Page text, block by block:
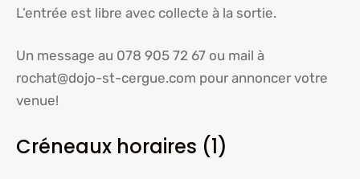
L’entrée est libre avec collecte à la sortie.
Un message au 078 905 72 67 ou mail à
rochat@dojo-st-cergue.com pour annoncer votre
venue!
Créneaux horaires (1)